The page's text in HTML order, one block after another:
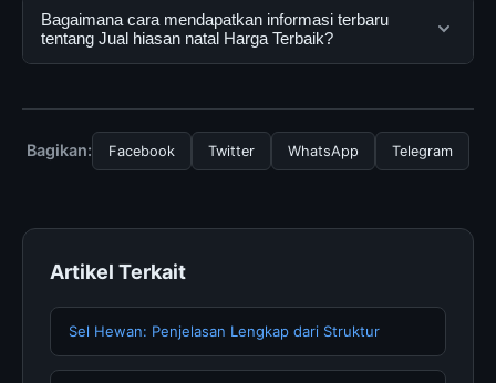
dapat menggunakannya dengan mengunjungi situs
resmi dan mengikuti panduan yang tersedia.
Ya, Jual hiasan natal Harga Terbaik dapat diakses
secara gratis oleh semua pengguna. Tidak ada biaya
tersembunyi atau langganan yang diperlukan untuk
Bagaimana cara mendapatkan informasi terbaru
tentang Jual hiasan natal Harga Terbaik?
halaman resmi kami secara berkala. Kami selalu
memperbarui konten dengan informasi terkini dan
Bagikan: Facebook Twitter WhatsApp Telegram
Artikel Terkait
Sel Hewan: Penjelasan Lengkap dari Struktur